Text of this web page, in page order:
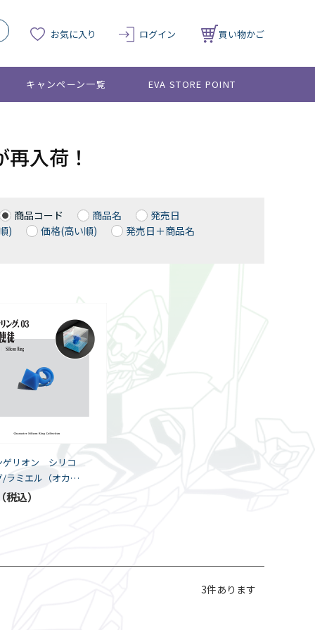
お気に入り ログイン 買い物かご
キャンペーン一覧 EVA STORE POINT
入荷！
商品コード 商品名
発売日
)
価格(高い順) 発売日＋商品名
ゲリオン シリコ
/ラミエル（オカモ
3件あります